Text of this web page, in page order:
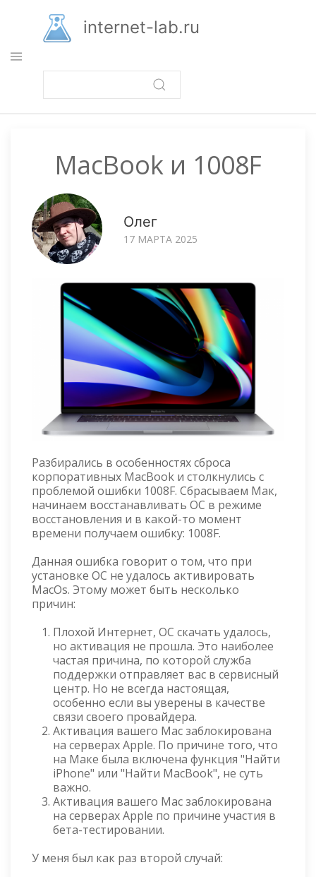
основному
содержанию
internet-lab.ru
MacBook и 1008F
Олег
17 МАРТА 2025
Разбирались в особенностях сброса
корпоративных MacBook и столкнулись с
проблемой ошибки 1008F. Сбрасываем Мак,
начинаем восстанавливать ОС в режиме
восстановления и в какой-то момент
времени получаем ошибку: 1008F.
Данная ошибка говорит о том, что при
установке ОС не удалось активировать
MacOs. Этому может быть несколько
причин:
Плохой Интернет, ОС скачать удалось,
но активация не прошла. Это наиболее
частая причина, по которой служба
поддержки отправляет вас в сервисный
центр. Но не всегда настоящая,
особенно если вы уверены в качестве
связи своего провайдера.
Активация вашего Mac заблокирована
на серверах Apple. По причине того, что
на Маке была включена функция "Найти
iPhone" или "Найти MacBook", не суть
важно.
Активация вашего Mac заблокирована
на серверах Apple по причине участия в
бета-тестировании.
У меня был как раз второй случай: